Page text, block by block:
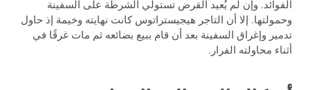
الفوائد. وإن لم يُعيد القرض تستولي الشرطة على السفينة
وحمولتها. إلا أن التاجر هيجيستراتوس كانت نهايته وخيمة إذ حاول
تدمير وإغراق السفينة بعد أن قام ببيع بضائعه ثم مات غرقًا في
أثناء محاولته الفرار.